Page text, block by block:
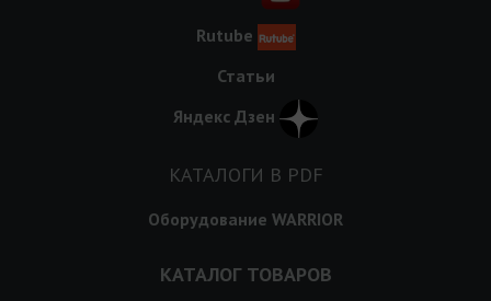
Rutube
Статьи
Яндекс Дзен
КАТАЛОГИ В PDF
Оборудование WARRIOR
КАТАЛОГ ТОВАРОВ